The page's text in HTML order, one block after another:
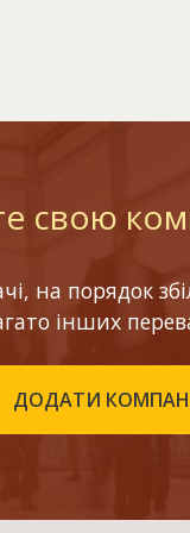
свою
порядок
інших
ДОДАТИ